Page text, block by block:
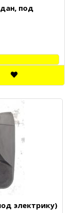
под
электрику)